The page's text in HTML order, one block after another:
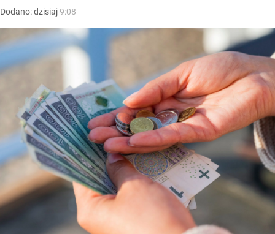
Dodano:dzisiaj9:08